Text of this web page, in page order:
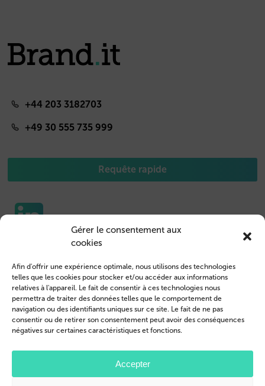
Gérer le consentement aux
cookies
Afin d'offrir une expérience optimale, nous utilisons des technologies
telles que les cookies pour stocker et/ou accéder aux informations
relatives à l'appareil. Le fait de consentir à ces technologies nous
permettra de traiter des données telles que le comportement de
navigation ou des identifiants uniques sur ce site. Le fait de ne pas
consentir ou de retirer son consentement peut avoir des conséquences
négatives sur certaines caractéristiques et fonctions.
Accepter
+44 203 3182703
+49 30 555 735 999
Requête rapide
Housse de Tablet
Devenir revendeur
Profil de l’entreprise
Connexion des clients
Mentions légales
Conditions générales